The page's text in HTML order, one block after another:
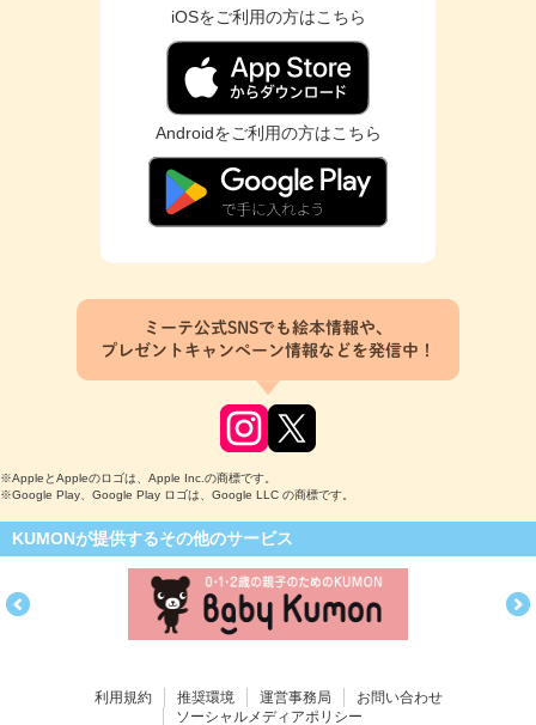
iOSをご利用の方はこちら
Androidをご利用の方はこちら
ミーテ公式SNSでも絵本情報や、
プレゼントキャンペーン情報などを発信中！
※AppleとAppleのロゴは、Apple Inc.の商標です。
※Google Play、Google Play ロゴは、Google LLC の商標です。
KUMONが提供するその他のサービス
利用規約 推奨環境 運営事務局
お問い合わせ
ソーシャルメディアポリシー